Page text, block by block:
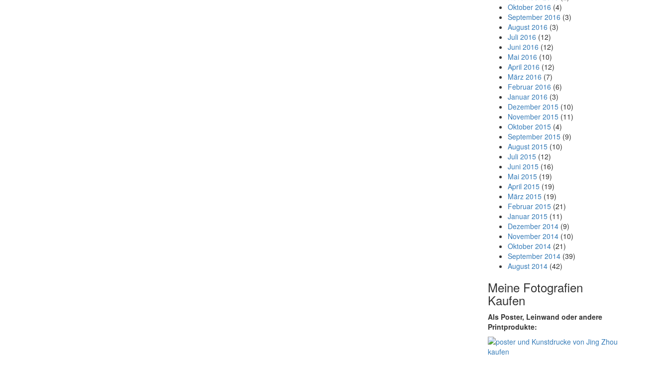
Oktober 2016 (4)
September 2016 (3)
August 2016 (3)
Juli 2016 (12)
Juni 2016 (12)
Mai 2016 (10)
April 2016 (12)
März 2016 (7)
Februar 2016 (6)
Januar 2016 (3)
Dezember 2015(10)
November 2015(11)
Oktober 2015(4)
September 2015(9)
August 2015(10)
Juli 2015(12)
Juni 2015(16)
Mai 2015(19)
April 2015(19)
März 2015(19)
Februar 2015(21)
Januar 2015(11)
Dezember 2014(9)
November 2014(10)
Oktober 2014(21)
September 2014(39)
August 2014(42)
Meine Fotografien
Kaufen
Als Poster, Leinwand oder andere
Printprodukte: